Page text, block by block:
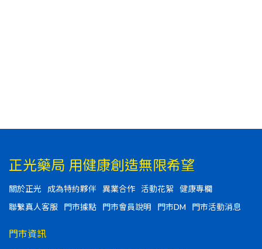
正光藥局 用健康創造無限希望
關於正光 成為特約夥伴 異業合作 活動花絮
健康專欄
聯繫真人客服
門市據點 門市會員說明 門市DM 門市活動消息
門市資訊